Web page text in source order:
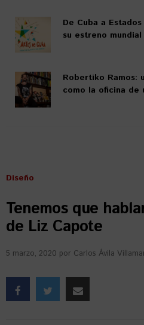
De Cuba a
su estreno
Robertiko Ramos:
como la oficina de
Diseño
Tenemos que
de Liz Capote
5 marzo, 2020 por Carlos Ávila